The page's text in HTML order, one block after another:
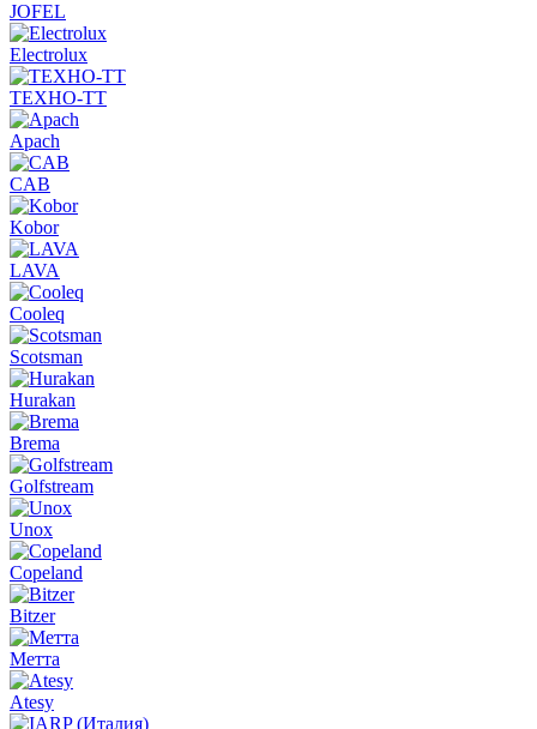
JOFEL
Electrolux
ТЕХНО-ТТ
Apach
CAB
Kobor
LAVA
Cooleq
Scotsman
Hurakan
Brema
Golfstream
Unox
Copeland
Bitzer
Метта
Atesy